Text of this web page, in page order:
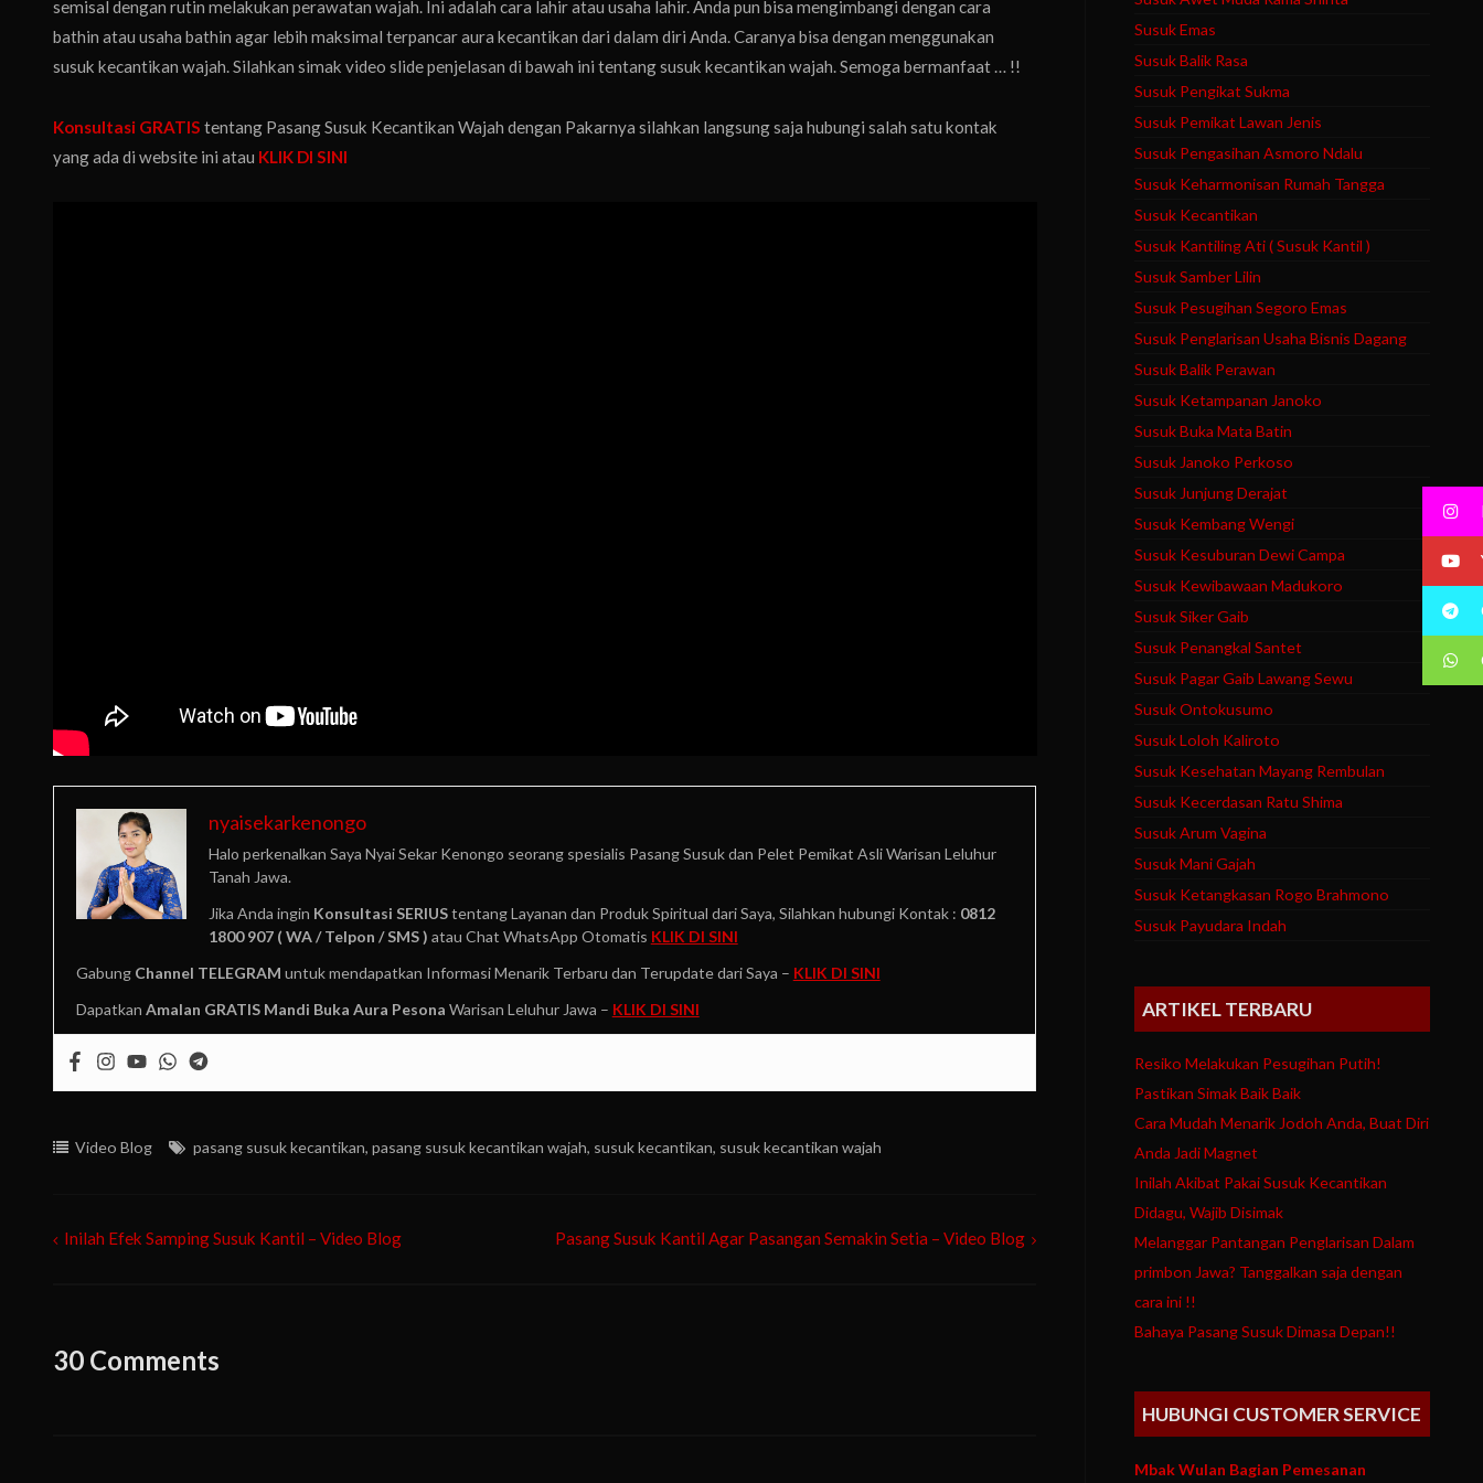
semisal dengan rutin melakukan perawatan wajah. Ini adalah cara lahir atau usaha lahir. Anda pun bisa mengimbangi dengan cara
bathin atau usaha bathin agar lebih maksimal terpancar aura kecantikan dari dalam diri Anda. Caranya bisa dengan menggunakan
susuk kecantikan wajah. Silahkan simak video slide penjelasan di bawah ini tentang susuk kecantikan wajah. Semoga bermanfaat … !!
Konsultasi GRATIS tentang Pasang Susuk Kecantikan Wajah dengan Pakarnya silahkan langsung saja hubungi salah satu kontak
yang ada di website ini atau KLIK DI SINI
nyaisekarkenongo
Halo perkenalkan Saya Nyai Sekar Kenongo seorang spesialis Pasang Susuk dan Pelet Pemikat Asli Warisan Leluhur
Tanah Jawa.
Jika Anda ingin Konsultasi SERIUStentang Layanan dan Produk Spiritual dari Saya, Silahkan hubungi Kontak : 0812
1800 907 ( WA / Telpon / SMS ) atau Chat WhatsApp Otomatis KLIK DI SINI
Gabung Channel TELEGRAM untuk mendapatkan Informasi Menarik Terbaru dan Terupdate dari Saya – KLIK DI SINI
Dapatkan Amalan GRATIS Mandi Buka Aura Pesona Warisan Leluhur Jawa – KLIK DI SINI
Video Blog pasang susuk kecantikan, pasang susuk kecantikan wajah, susuk kecantikan, susuk kecantikan wajah
Post
Inilah Efek Samping Susuk Kantil – Video Blog Pasang Susuk Kantil Agar Pasangan Semakin Setia – Video Blog
30 Comments
Susuk Emas
Susuk Balik Rasa
Susuk Pengikat Sukma
Susuk Pemikat Lawan Jenis
Susuk Pengasihan Asmoro Ndalu
Susuk Keharmonisan Rumah Tangga
Susuk Kecantikan
Susuk Kantiling Ati ( Susuk Kantil )
Susuk Samber Lilin
Susuk Pesugihan Segoro Emas
Susuk Penglarisan Usaha Bisnis Dagang
Susuk Balik Perawan
Susuk Ketampanan Janoko
Susuk Buka Mata Batin
Susuk Janoko Perkoso
Susuk Junjung Derajat
Susuk Kembang Wengi
Susuk Kesuburan Dewi Campa
Susuk Kewibawaan Madukoro
Susuk Siker Gaib
Susuk Penangkal Santet
Susuk Pagar Gaib Lawang Sewu
Susuk Ontokusumo
Susuk Loloh Kaliroto
Susuk Kesehatan Mayang Rembulan
Susuk Kecerdasan Ratu Shima
Susuk Arum Vagina
Susuk Mani Gajah
Susuk Ketangkasan Rogo Brahmono
Susuk Payudara Indah
ARTIKEL TERBARU
Resiko Melakukan Pesugihan Putih!
Pastikan Simak Baik Baik
Cara Mudah Menarik Jodoh Anda, Buat Diri
Anda Jadi Magnet
Inilah Akibat Pakai Susuk Kecantikan
Didagu, Wajib Disimak
Melanggar Pantangan Penglarisan Dalam
primbon Jawa? Tanggalkan saja dengan
cara ini !!
Bahaya Pasang Susuk Dimasa Depan!!
HUBUNGI CUSTOMER SERVICE
Mbak Wulan Bagian Pemesanan